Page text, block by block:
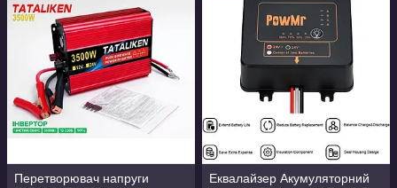
Перетворювач напруги
Еквалайзер Акумуляторний